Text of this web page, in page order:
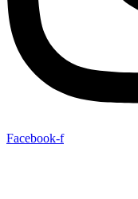
Facebook-f